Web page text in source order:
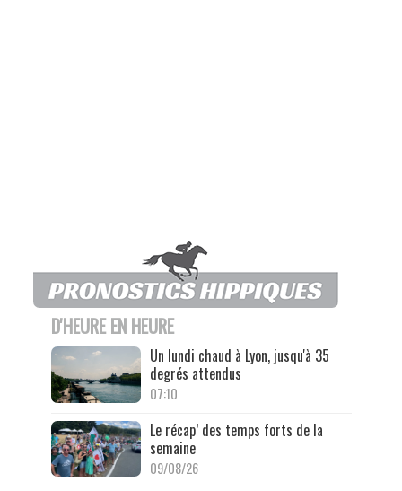
D'HEURE EN HEURE
Un lundi chaud à Lyon, jusqu'à 35
degrés attendus
07:10
Le récap’ des temps forts de la
semaine
09/08/26